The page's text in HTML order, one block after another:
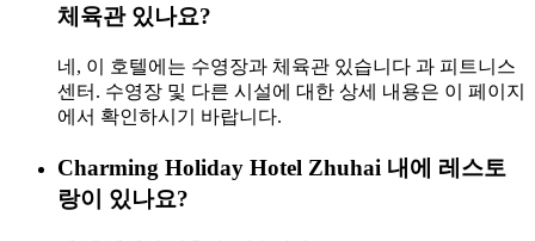
체육관 있나요?
네, 이 호텔에는 수영장과 체육관 있습니다 과 피트니스
센터. 수영장 및 다른 시설에 대한 상세 내용은 이 페이지
에서 확인하시기 바랍니다.
Charming Holiday Hotel Zhuhai 내에 레스토
랑이 있나요?